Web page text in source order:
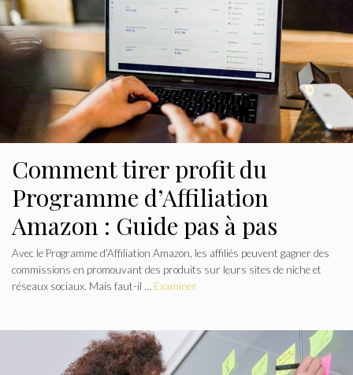
Comment tirer profit du
Programme d’Affiliation
Amazon : Guide pas à pas
Avec le Programme d’Affiliation Amazon, les affiliés peuvent gagner des
commissions en promouvant des produits sur leurs sites de niche et
réseaux sociaux. Mais faut-il … Examiner